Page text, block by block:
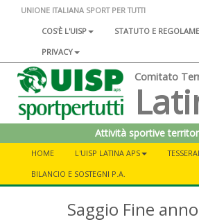
UNIONE ITALIANA SPORT PER TUTTI
COS'È L'UISP
STATUTO E
PRIVACY
Comitato
Attività sportive
HOME L'UISP LATINA APS
BILANCIO E SOSTEGNI P.A.
Saggio Fine